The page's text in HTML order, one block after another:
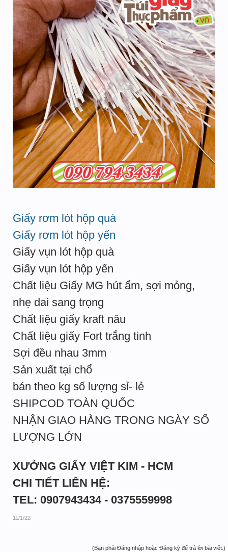
Giấy rơm lót hộp quà
Giấy rơm lót hộp yến
Giấy vụn lót hộp quà
Giấy vụn lót hộp yến
Chất liệu Giấy MG hút ẩm, sợi mỏng,
nhẹ dai sang trọng
Chất liệu giấy kraft nâu
Chất liệu giấy Fort trắng tinh
Sợi đều nhau 3mm
Sản xuất tại chổ
bán theo kg số lượng sỉ- lẻ
SHIPCOD TOÀN QUỐC
NHẬN GIAO HÀNG TRONG NGÀY SỐ
LƯỢNG LỚN
XƯỞNG GIẤY VIỆT KIM - HCM
CHI TIẾT LIÊN HỆ:
TEL: 0907943434 - 0375559998
11/1/22
(Bạn phải Đăng nhập hoặc Đăng ký để trả lời bài viết.)